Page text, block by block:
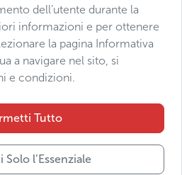
dell’utente durante la
informazioni e per ottenere
la pagina Informativa
a navigare nel sito, si
e condizioni.
Tutto
Solo l’Essenziale